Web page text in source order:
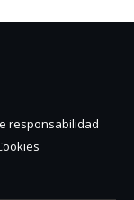
responsabilidad